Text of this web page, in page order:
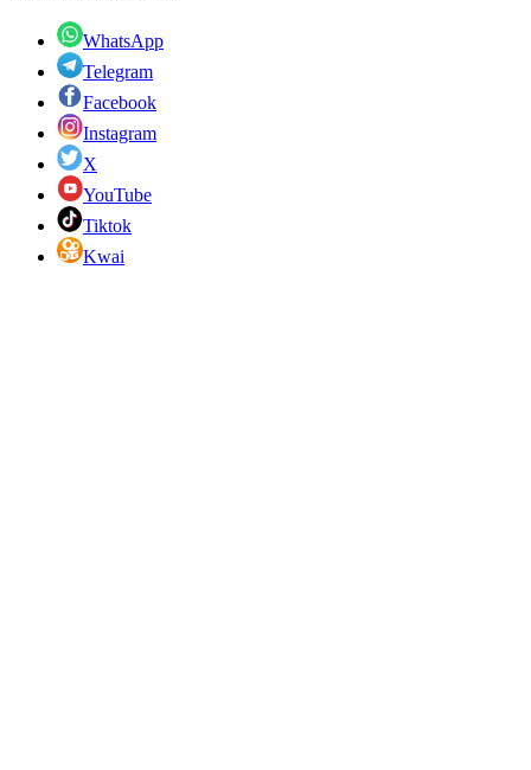
WhatsApp
Telegram
Facebook
Instagram
X
YouTube
Tiktok
Kwai